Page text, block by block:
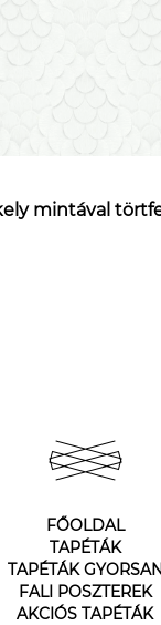
mintával
FŐOLDAL
TAPÉTÁK
TAPÉTÁK
FALI POSZTEREK
AKCIÓS TAPÉTÁK